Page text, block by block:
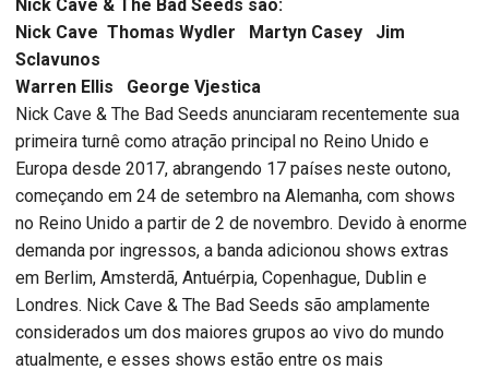
Nick Cave & The Bad Seeds são:
Nick Cave Thomas Wydler Martyn Casey Jim
Sclavunos
Warren Ellis George Vjestica
Nick Cave & The Bad Seeds anunciaram recentemente sua
primeira turnê como atração principal no Reino Unido e
Europa desde 2017, abrangendo 17 países neste outono,
começando em 24 de setembro na Alemanha, com shows
no Reino Unido a partir de 2 de novembro. Devido à enorme
demanda por ingressos, a banda adicionou shows extras
em Berlim, Amsterdã, Antuérpia, Copenhague, Dublin e
Londres. Nick Cave & The Bad Seeds são amplamente
considerados um dos maiores grupos ao vivo do mundo
atualmente, e esses shows estão entre os mais